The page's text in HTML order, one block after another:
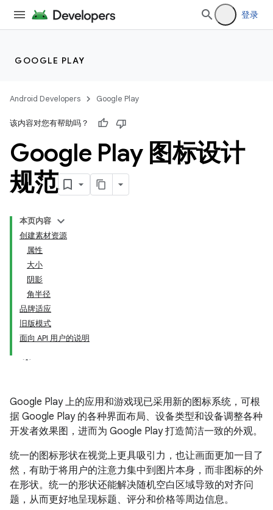
登录
GOOGLE PLAY
Android Developers Google Play
该内容对您有帮助吗？
Google Play 图标设计
规范
本页内容
创建素材资源
属性
大小
阴影
角半径
品牌适应
旧版模式
面向 API 用户的说明
Google Play 上的应用和游戏现已采用新的图标系统，可根
据 Google Play 的各种界面布局、设备类型和设备调整各种
开发者效果图，进而为 Google Play 打造简洁一致的外观。
统一的图标形状在视觉上更具吸引力，也让画面更加一目了
然，有助于将用户的注意力集中到图片本身，而非图标的外
在形状。统一的形状还能解决随机空白区域导致的对齐问
题，从而更好地呈现标题、评分和价格等周边信息。